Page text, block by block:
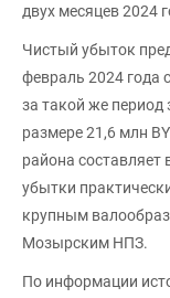
двух месяцев 2024
Чистый убыток
февраль 2024 года
за такой же период
размере 21,6 млн
района составляет
убытки
крупным
Мозырским НПЗ.
По информации